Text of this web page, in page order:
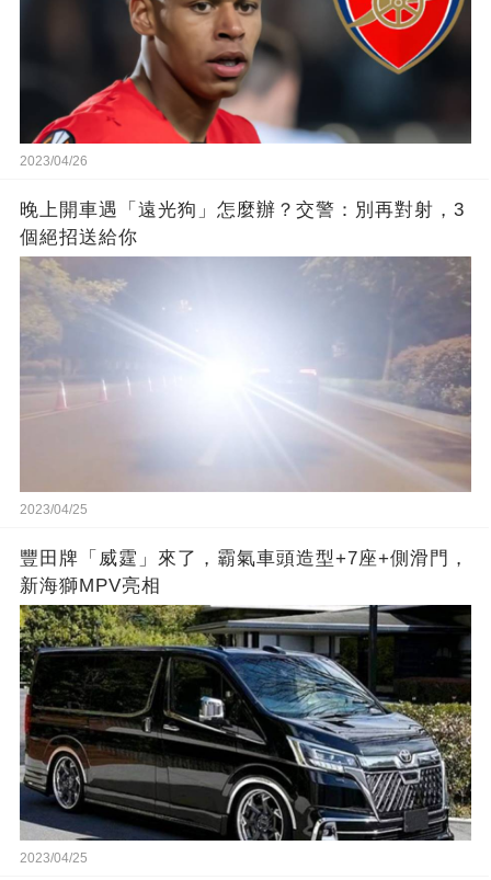
2023/04/26
晚上開車遇「遠光狗」怎麼辦？交警：別再對射，3
個絕招送給你
2023/04/25
豐田牌「威霆」來了，霸氣車頭造型+7座+側滑門，
新海獅MPV亮相
2023/04/25